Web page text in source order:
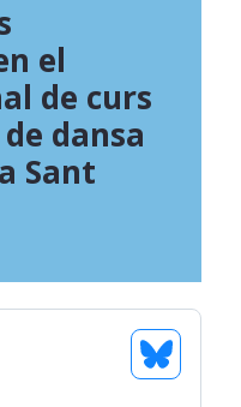
el
de curs
dansa
Sant
See